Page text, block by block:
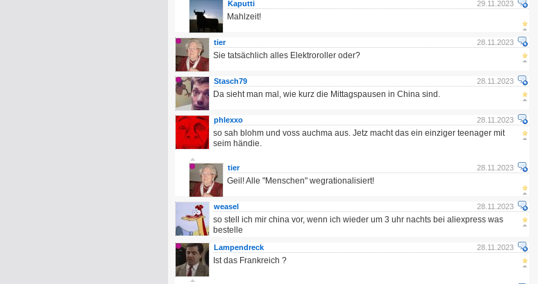
29.11.2023
Kaputti
Mahlzeit!
28.11.2023
tier
Sie tatsächlich alles Elektroroller oder?
28.11.2023
Stasch79
Da sieht man mal, wie kurz die Mittagspausen in China sind.
28.11.2023
phlexxo
so sah blohm und voss auchma aus. Jetz macht das ein einziger teenager mit
seim händie.
28.11.2023
tier
Geil! Alle "Menschen" wegrationalisiert!
28.11.2023
weasel
so stell ich mir china vor, wenn ich wieder um 3 uhr nachts bei aliexpress was
bestelle
28.11.2023
Lampendreck
Ist das Frankreich ?